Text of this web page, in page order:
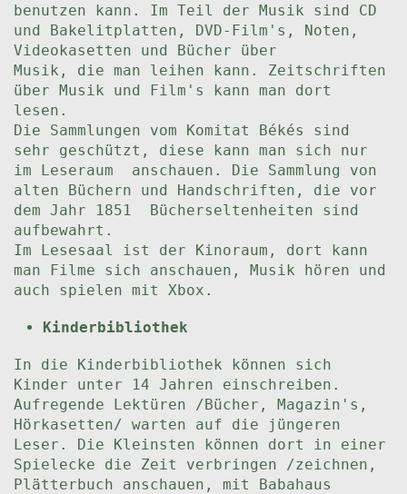
benutzen kann. Im Teil der Musik sind CD
und Bakelitplatten, DVD-Film's, Noten,
Videokasetten und Bücher über
Musik, die man leihen kann. Zeitschriften
über Musik und Film's kann man dort
lesen.
Die Sammlungen vom Komitat Békés sind
sehr geschützt, diese kann man sich nur
im Leseraum anschauen. Die Sammlung von
alten Büchern und Handschriften, die vor
dem Jahr 1851 Bücherseltenheiten sind
aufbewahrt.
Im Lesesaal ist der Kinoraum, dort kann
man Filme sich anschauen, Musik hören und
auch spielen mit Xbox.
Kinderbibliothek
In die Kinderbibliothek können sich
Kinder unter 14 Jahren einschreiben.
Aufregende Lektüren /Bücher, Magazin's,
Hörkasetten/ warten auf die jüngeren
Leser. Die Kleinsten können dort in einer
Spielecke die Zeit verbringen /zeichnen,
Plätterbuch anschauen, mit Babahaus